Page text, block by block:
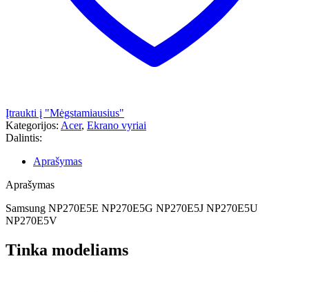
Įtraukti į "Mėgstamiausius"
Kategorijos: Acer, Ekrano vyriai
Dalintis:
Aprašymas
Aprašymas
Samsung NP270E5E NP270E5G NP270E5J NP270E5U
NP270E5V
Tinka modeliams